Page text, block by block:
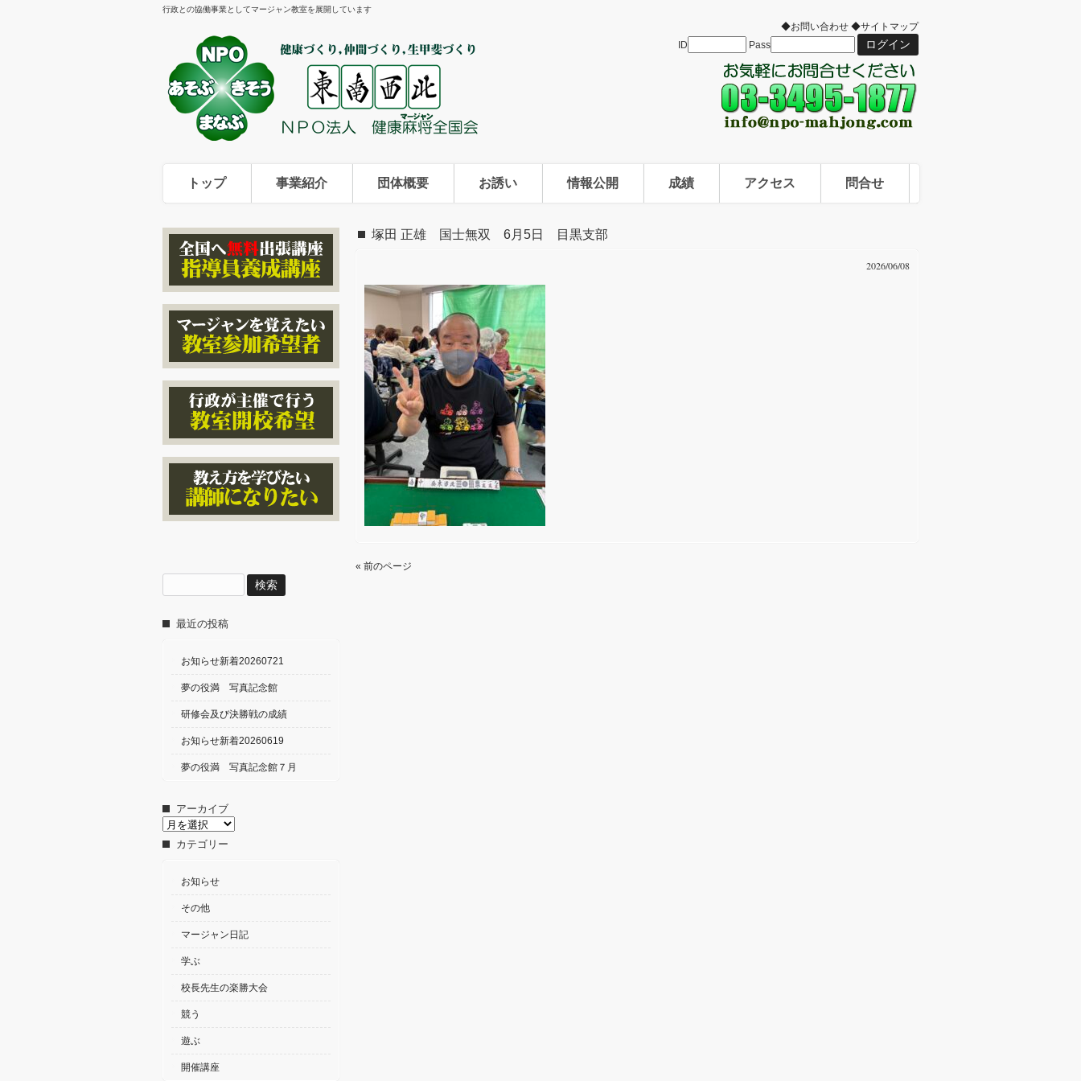
行政との協働事業としてマージャン教室を展開しています
◆お問い合わせ ◆サイトマップ
ID
Pass
トップ 事業紹介 団体概要 お誘い 情報公開 成績 アクセス 問合せ
塚田 正雄 国士無双 6月5日 目黒支部
2026/06/08
« 前のページ
索:
最近の投稿
お知らせ新着20260721
夢の役満 写真記念館
研修会及び決勝戦の成績
お知らせ新着20260619
夢の役満 写真記念館７月
アーカイブ
ア
カテゴリー
お知らせ
その他
マージャン日記
学ぶ
校長先生の楽勝大会
競う
遊ぶ
開催講座